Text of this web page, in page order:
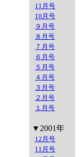
11月号
10月号
９月号
８月号
７月号
６月号
５月号
４月号
３月号
２月号
１月号
▼2001年
12月号
11月号